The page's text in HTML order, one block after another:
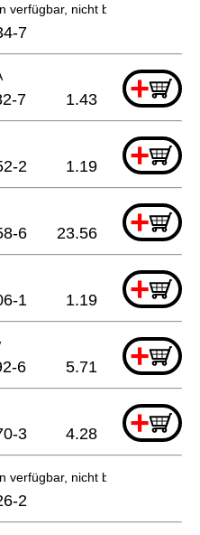
verfügbar, nicht bestellbar
7
+
7 1.43
+
2 1.19
+
6 23.56
+
1 1.19
+
6 5.71
+
3 4.28
verfügbar, nicht bestellbar
2